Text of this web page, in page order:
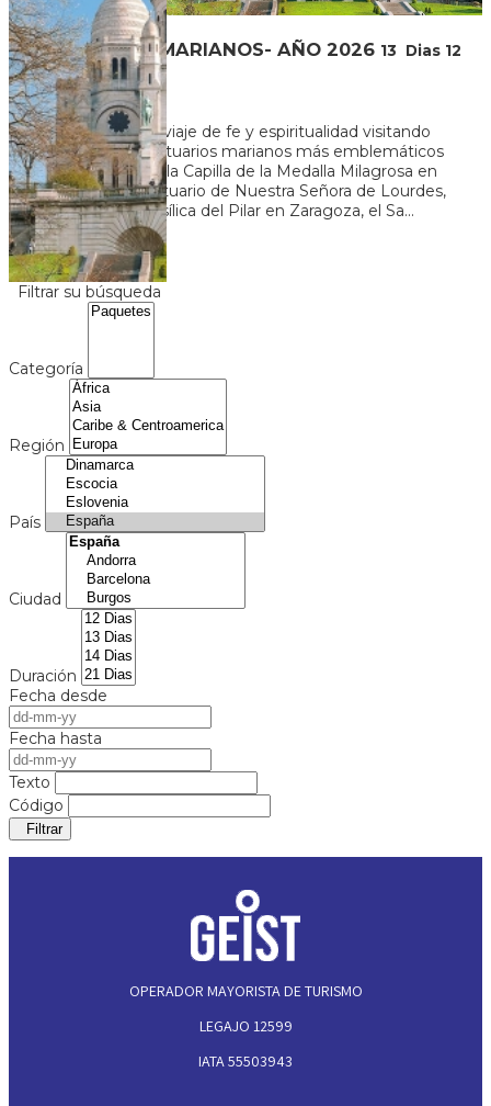
SANTUARIOS MARIANOS- AÑO 2026 13 Dias 12
Noches
Embárcate en un viaje de fe y espiritualidad visitando
algunos de los santuarios marianos más emblemáticos
de Europa. Desde la Capilla de la Medalla Milagrosa en
París, hasta el Santuario de Nuestra Señora de Lourdes,
pasando por la Basílica del Pilar en Zaragoza, el Sa...
U$S 2.730+ 119
Ver más
Filtrar su búsqueda
Categoría
Región
País
Ciudad
Duración
Fecha desde
Fecha hasta
Texto
Código
Filtrar
OPERADOR MAYORISTA DE TURISMO
LEGAJO 12599
IATA 55503943